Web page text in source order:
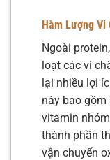
Hàm Lượng Vi
Ngoài
loạt các vi
lại nhiều lợi
này bao gồm
vitamin
thành phần
vận chuyển